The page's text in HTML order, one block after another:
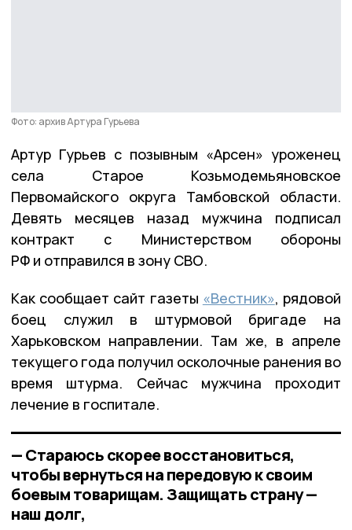
Фото: архив Артура Гурьева
Артур Гурьев с позывным «Арсен» уроженец
села Старое Козьмодемьяновское
Первомайского округа Тамбовской области.
Девять месяцев назад мужчина подписал
контракт с Министерством обороны
РФ и отправился в зону СВО.
Как сообщает сайт газеты «Вестник», рядовой
боец служил в штурмовой бригаде на
Харьковском направлении. Там же, в апреле
текущего года получил осколочные ранения во
время штурма. Сейчас мужчина проходит
лечение в госпитале.
— Стараюсь скорее восстановиться,
чтобы вернуться на передовую к своим
боевым товарищам. Защищать страну —
наш долг,